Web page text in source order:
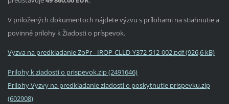
V priložených dokumentoch nájdete výzvu s prílohami na stiahnutie a
povinné prílohy k Žiadosti o príspevok.
Vyzva na predkladanie ZoPr - IROP-CLLD-Y372-512-002.pdf (926,6 kB)
Prilohy k ziadosti o prispevok.zip (2491646)
Prilohy Vyzvy na predkladanie ziadosti o poskytnutie prispevku.zip
(602908)